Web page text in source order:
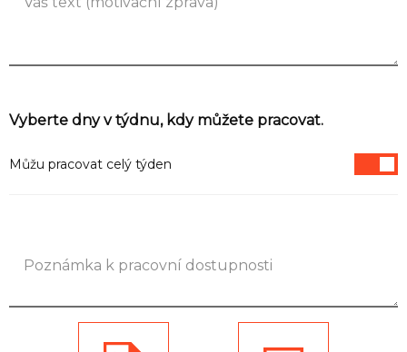
Seznam NC
Vyberte dny v týdnu, kdy můžete pracovat.
Můžu pracovat celý týden